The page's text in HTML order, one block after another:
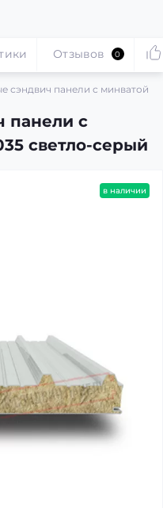
сэндвич панели с минватой
панели с
светло-серый
Отзывов 0
в наличии